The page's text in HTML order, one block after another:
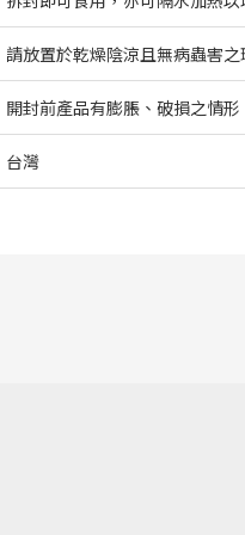
請放置於乾燥陰涼且無病蟲害
開封前產品有膨脹、破損之情
台灣